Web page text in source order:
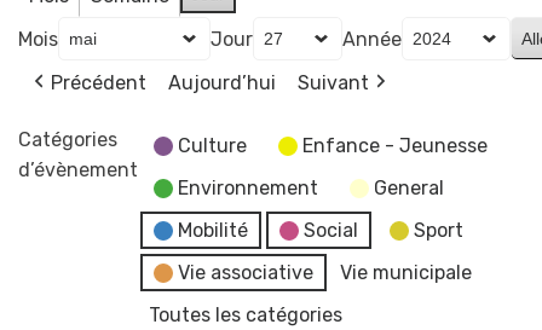
Mois Jour
Année
Précédent
Aujourd’hui Suivant
Catégories
d’évènement
Culture
Enfance - Jeunesse
Environnement
General
Mobilité
Social
Sport
Vie associative
Vie municipale
Toutes les catégories